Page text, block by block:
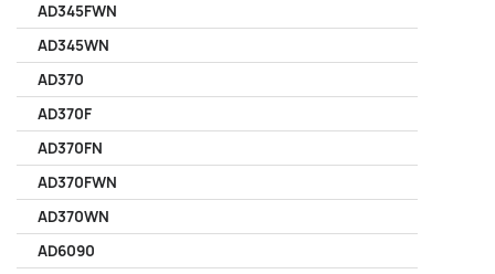
AD345FWN
AD345WN
AD370
AD370F
AD370FN
AD370FWN
AD370WN
AD6090